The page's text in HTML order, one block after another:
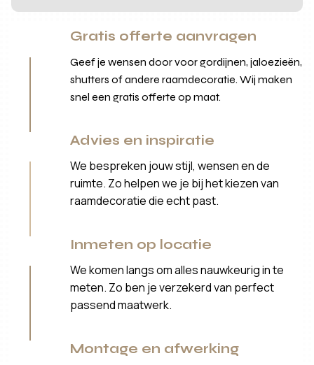
Gratis offerte aanvragen
Geef je wensen door voor gordijnen, jaloezieën,
shutters of andere raamdecoratie. Wij maken
snel een gratis offerte op maat.
Advies en inspiratie
We bespreken jouw stijl, wensen en de
ruimte. Zo helpen we je bij het kiezen van
raamdecoratie die echt past.
Inmeten op locatie
We komen langs om alles nauwkeurig in te
meten. Zo ben je verzekerd van perfect
passend maatwerk.
Montage en afwerking